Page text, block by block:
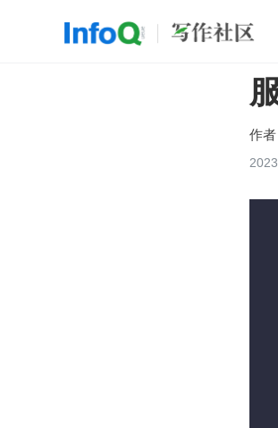
开源
作者